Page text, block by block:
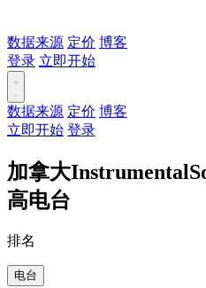
数据来源 定价 博客
登录 立即开始
数据来源 定价 博客
立即开始 登录
加拿大
高电台
排名
电台